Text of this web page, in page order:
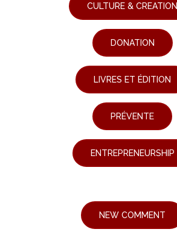
CULTURE & CREATION
DONATION
LIVRES ET ÉDITION
PRÉVENTE
ENTREPRENEURSHIP
NEW COMMENT